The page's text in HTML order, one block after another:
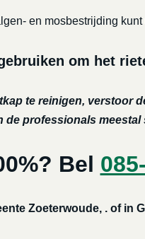
en mosbestrijding
om het
te reinigen, verstoor
professionals
Bel
Zoeterwoude, . of in